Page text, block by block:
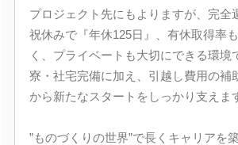
プロジェクト先にもよりますが、完全
祝休みで『年休125日』、有休取得率
く、プライベートも大切にできる環境
寮・社宅完備に加え、引越し費用の補
から新たなスタートをしっかり支えま
”ものづくりの世界”で長くキャリアを